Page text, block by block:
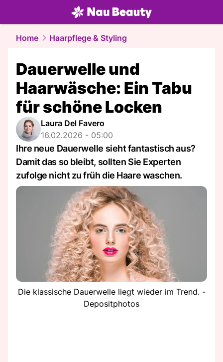
beauty.NAU.ch
Home Haarpflege & Styling
Dauerwelle und
Haarwäsche: Ein Tabu
für schöne Locken
Laura Del Favero
16.02.2026 - 05:00
Ihre neue Dauerwelle sieht fantastisch aus?
Damit das so bleibt, sollten Sie Experten
zufolge nicht zu früh die Haare waschen.
Die klassische Dauerwelle liegt wieder im Trend. -
Depositphotos